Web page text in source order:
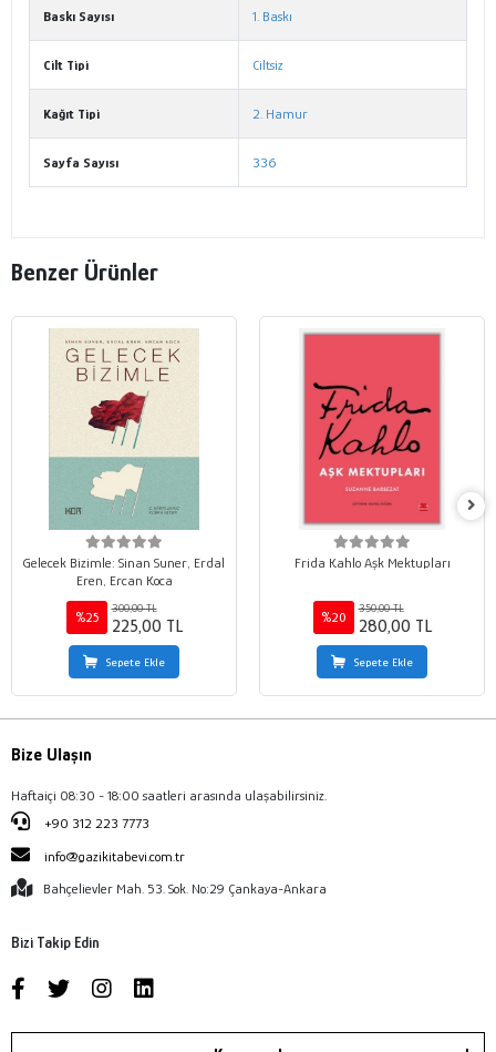
Baskı Sayısı 1. Baskı
Cilt Tipi Ciltsiz
Kağıt Tipi 2. Hamur
Sayfa Sayısı 336
Benzer Ürünler
Gelecek Bizimle: Sinan Suner, Erdal
Eren, Ercan Koca
%25
300,00 TL
225,00 TL
Sepete Ekle
Frida Kahlo Aşk Mektupları
%20
350,00 TL
280,00 TL
Sepete Ekle
Bize Ulaşın
Haftaiçi 08:30 - 18:00 saatleri arasında ulaşabilirsiniz.
+90 312 223 7773
info@gazikitabevi.com.tr
Bahçelievler Mah. 53. Sok. No:29 Çankaya-Ankara
Bizi Takip Edin